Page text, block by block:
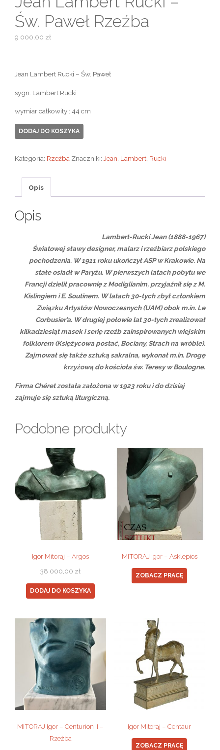
Św. Paweł Rzeźba
9 000,00 zł
Jean Lambert Rucki – Św. Paweł
sygn. Lambert Rucki
wymiar całkowity : 44 cm
ilość
Jean
Rucki
Rzeźba
DODAJ DO KOSZYKA
Kategoria: Rzeźba Znaczniki: Jean Lambert Rucki
Opis
Opis
Lambert-Rucki Jean (1888-1967)
Światowej sławy designer, malarz i rzeźbiarz polskiego
pochodzenia. W 1911 roku ukończył ASP w Krakowie. Na
stałe osiadł w Paryżu. W pierwszych latach pobytu we
Francji dzielił pracownię z Modiglianim, przyjaźnił się z M.
Kislingiem i E. Soutinem. W latach 30-tych zbył członkiem
Związku Artystów Nowoczesnych (UAM) obok m.in. Le
Corbusier’a. W drugiej połowie lat 30-tych zrealizował
kilkadziesiąt masek i serię rzeźb zainspirowanych wiejskim
folklorem (Księżycowa postać, Bociany, Strach na wróble).
Zajmował się także sztuką sakralna, wykonał m.in. Drogę
krzyżową do kościoła św. Teresy w Boulogne.
Firma Chéret została założona w 1923 roku i do dzisiaj
zajmuje się sztuką liturgiczną.
Podobne produkty
Igor Mitoraj – Argos
38 000,00 zł
DODAJ DO KOSZYKA
MITORAJ Igor – Asklepios
ZOBACZ PRACĘ
MITORAJ Igor – Centurion II –
Rzeźba
Igor Mitoraj – Centaur
ZOBACZ PRACĘ